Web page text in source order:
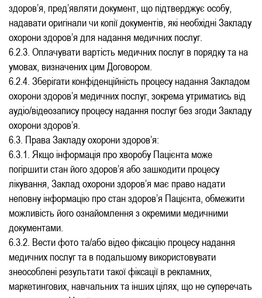
здоров’я, пред’являти документ, що підтверджує особу,
надавати оригінали чи копії документів, які необхідні Закладу
охорони здоров’я для надання медичних послуг.
6.2.3. Оплачувати вартість медичних послуг в порядку та на
умовах, визначених цим Договором.
6.2.4. Зберігати конфіденційність процесу надання Закладом
охорони здоров’я медичних послуг, зокрема утриматись від
аудіо/відеозапису процесу надання послуг без згоди Закладу
охорони здоров’я.
6.3. Права Закладу охорони здоров’я:
6.3.1. Якщо інформація про хворобу Пацієнта може
погіршити стан його здоров’я або зашкодити процесу
лікування, Заклад охорони здоров’я має право надати
неповну інформацію про стан здоров’я Пацієнта, обмежити
можливість його ознайомлення з окремими медичними
документами.
6.3.2. Вести фото та/або відео фіксацію процесу надання
медичних послуг та в подальшому використовувати
знеособлені результати такої фіксації в рекламних,
маркетингових, навчальних та інших цілях, що не суперечать